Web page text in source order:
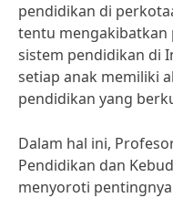
pendidikan di
tentu mengakibatkan
sistem pendidikan di
setiap anak memiliki
pendidikan yang
Dalam hal ini,
Pendidikan dan
menyoroti